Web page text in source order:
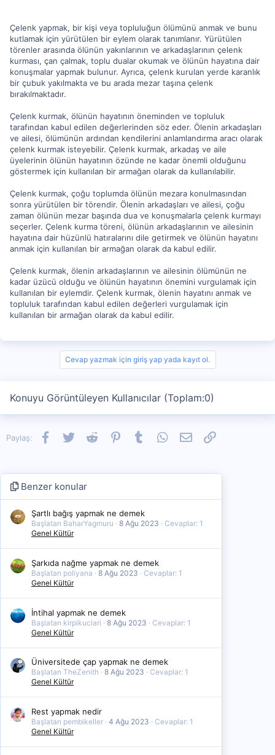
Çelenk yapmak, bir kişi veya topluluğun ölümünü anmak ve bunu
kutlamak için yürütülen bir eylem olarak tanımlanır. Yürütülen
törenler arasında ölünün yakınlarının ve arkadaşlarının çelenk
kurması, çan çalmak, toplu dualar okumak ve ölünün hayatına dair
konuşmalar yapmak bulunur. Ayrıca, çelenk kurulan yerde karanlık
bir çubuk yakılmakta ve bu arada mezar taşına çelenk
bırakılmaktadır.
Çelenk kurmak, ölünün hayatının öneminden ve topluluk
tarafından kabul edilen değerlerinden söz eder. Ölenin arkadaşları
ve ailesi, ölümünün ardından kendilerini anlamlandırma aracı olarak
çelenk kurmak isteyebilir. Çelenk kurmak, arkadaş ve aile
üyelerinin ölünün hayatının özünde ne kadar önemli olduğunu
göstermek için kullanılan bir armağan olarak da kullanılabilir.
Çelenk kurmak, çoğu toplumda ölünün mezara konulmasından
sonra yürütülen bir törendir. Ölenin arkadaşları ve ailesi, çoğu
zaman ölünün mezar başında dua ve konuşmalarla çelenk kurmayı
seçerler. Çelenk kurma töreni, ölünün arkadaşlarının ve ailesinin
hayatına dair hüzünlü hatıralarını dile getirmek ve ölünün hayatını
anmak için kullanılan bir armağan olarak da kabul edilir.
Çelenk kurmak, ölenin arkadaşlarının ve ailesinin ölümünün ne
kadar üzücü olduğu ve ölünün hayatının önemini vurgulamak için
kullanılan bir eylemdir. Çelenk kurmak, ölenin hayatını anmak ve
topluluk tarafından kabul edilen değerleri vurgulamak için
kullanılan bir armağan olarak da kabul edilir.
Cevap yazmak için giriş yap yada kayıt ol.
Konuyu Görüntüleyen Kullanıcılar (Toplam:0)
Paylaş: Facebook
TwitterReddit PinterestTumblrWhatsApp
E-postaLink
Benzer konular
Şartlı bağış yapmak ne demek
Başlatan BaharYagmuru 8 Ağu 2023
Cevaplar: 1
Genel Kültür
Şarkıda nağme yapmak ne demek
Başlatan poliyana 8 Ağu 2023
Cevaplar: 1
Genel Kültür
İntihal yapmak ne demek
Başlatan kirpikuclari 8 Ağu 2023
Cevaplar: 1
Genel Kültür
Üniversitede çap yapmak ne demek
Başlatan TheZenith 8 Ağu 2023
Cevaplar: 1
Genel Kültür
Rest yapmak nedir
Başlatan pembikeller 4 Ağu 2023
Cevaplar: 1
Genel Kültür